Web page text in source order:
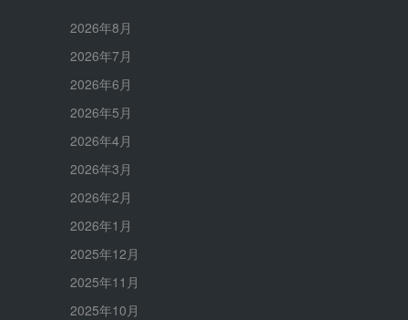
2026年8月
2026年7月
2026年6月
2026年5月
2026年4月
2026年3月
2026年2月
2026年1月
2025年12月
2025年11月
2025年10月